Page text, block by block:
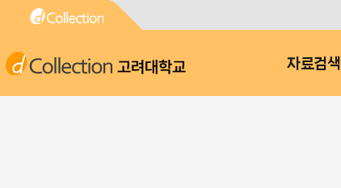
고려대학교 자료검색